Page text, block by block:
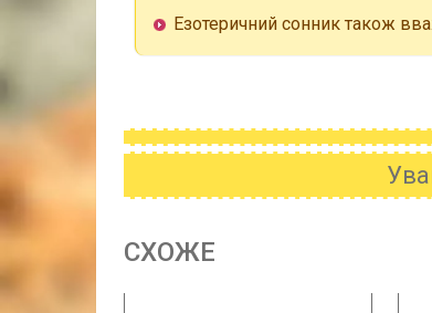
Езотеричний сонник також
CХОЖE